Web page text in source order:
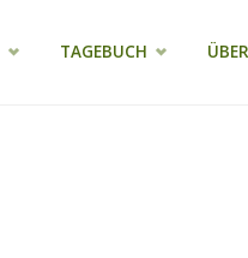
TAGEBUCH